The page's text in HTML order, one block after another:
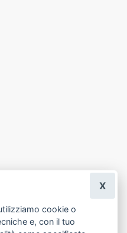
cookie o
e, con il tuo
X